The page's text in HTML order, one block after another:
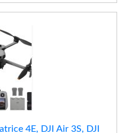
4E, DJI Air 3S, DJI